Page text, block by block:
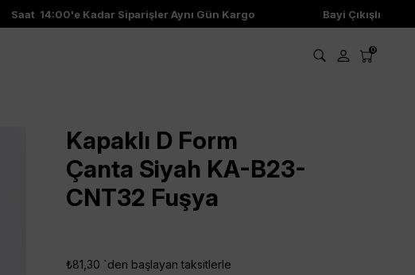
Saat 14:00'e Kadar Siparişler Aynı Gün Kargo Bayi Çıkışlı Ürünler
0
Kapaklı D Form
Çanta Siyah KA-B23-
CNT32 Fuşya
₺81,30 `den başlayan taksitlerle